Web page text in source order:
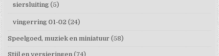
siersluiting (5)
vingerring 01-02 (24)
Speelgoed, muziek en miniatuur (58)
Stijl en versieringen (74)